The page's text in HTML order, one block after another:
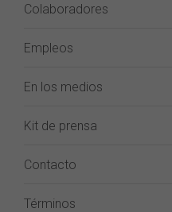
Colaboradores
Empleos
En los medios
Kit de prensa
Contacto
Términos